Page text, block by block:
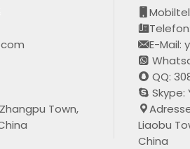
Town,
E-Mail:
QQ:
Skype:
Liaobu
China